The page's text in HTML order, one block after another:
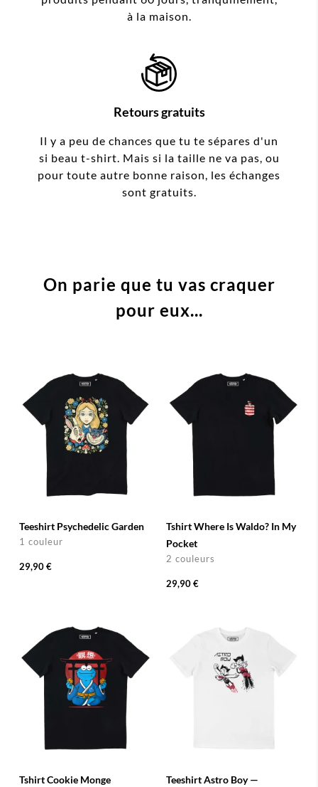
à la maison.
Retours gratuits
Il y a peu de chances que tu te sépares d'un
si beau t-shirt. Mais si la taille ne va pas, ou
pour toute autre bonne raison, les échanges
sont gratuits.
On parie que tu vas craquer
pour eux...
Teeshirt Psychedelic Garden
1 couleur
29,90 €
Tshirt Where Is Waldo? In My
Pocket
2 couleurs
29,90 €
Tshirt Cookie Monge
Teeshirt Astro Boy —